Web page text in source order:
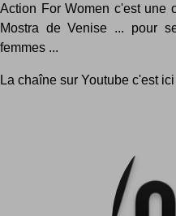
Action For Women c'est une
Mostra de Venise ... pour
femmes ...
La chaîne sur Youtube c'est